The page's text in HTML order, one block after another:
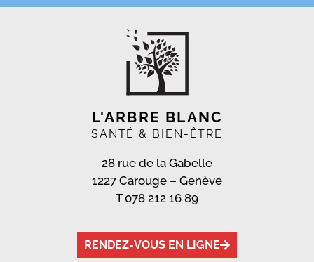
L'ARBRE BLANC
SANTÉ & BIEN-ÊTRE
28 rue de la Gabelle
1227 Carouge – Genève
T078 212 16 89
RENDEZ-VOUS EN LIGNE